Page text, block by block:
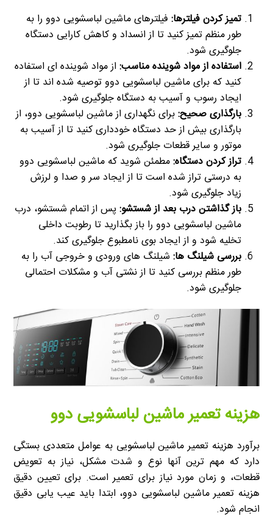
تمیز کردن فیلترها: فیلترهای ماشین لباسشویی دوو را به
طور منظم تمیز کنید تا از انسداد و کاهش کارایی دستگاه
جلوگیری شود.
استفاده از مواد شوینده مناسب: از مواد شوینده ای استفاده
کنید که برای ماشین لباسشویی دوو توصیه شده اند تا از
ایجاد رسوب و آسیب به دستگاه جلوگیری شود.
بارگذاری صحیح:برای نگهداری از ماشین لباسشویی دوو، از
بارگذاری بیش از حد دستگاه خودداری کنید تا از آسیب به
موتور و سایر قطعات جلوگیری شود.
تراز کردن دستگاه:مطمئن شوید که ماشین لباسشویی دوو
به درستی تراز شده است تا از ایجاد سر و صدا و لرزش
زیاد جلوگیری شود.
باز گذاشتن درب بعد از شستشو:پس از اتمام شستشو، درب
ماشین لباسشویی دوو را باز بگذارید تا رطوبت داخلی
تخلیه شود و از ایجاد بوی نامطبوع جلوگیری کند.
بررسی شیلنگ ها: شیلنگ های ورودی و خروجی آب را به
طور منظم بررسی کنید تا از نشتی آب و مشکلات احتمالی
جلوگیری شود.
هزینه تعمیر ماشین لباسشویی دوو
برآورد هزینه تعمیر ماشین لباسشویی به عوامل متعددی بستگی
دارد که مهم ترین آنها نوع و شدت مشکل، نیاز به تعویض
قطعات، و زمان مورد نیاز برای تعمیر است. برای تعیین دقیق
هزینه تعمیر ماشین لباسشویی دوو، ابتدا باید عیب یابی دقیق
انجام شود.